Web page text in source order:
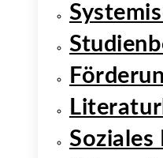
Soziales